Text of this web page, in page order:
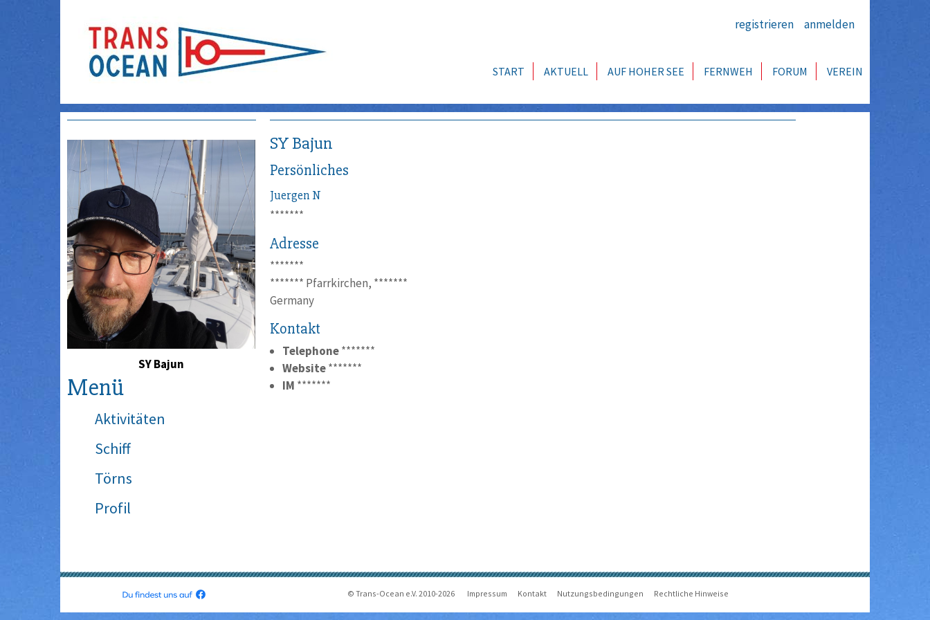
registrieren anmelden
START AKTUELL AUF HOHER SEE FERNWEH FORUM VEREIN
SY Bajun
Menü
Aktivitäten
Schiff
Törns
Profil
SY Bajun
Persönliches
Juergen N
*******
Adresse
*******
******* Pfarrkirchen, *******
Germany
Kontakt
Telephone *******
Website *******
IM *******
© Trans-Ocean e.V. 2010-2026 Impressum Kontakt Nutzungsbedingungen Rechtliche Hinweise